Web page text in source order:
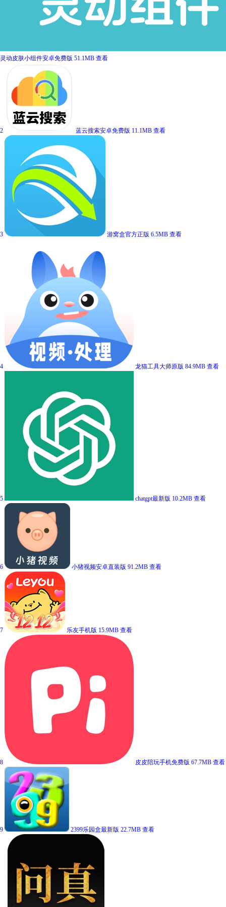
灵动皮肤小组件安卓免费版 51.1MB 查看
2 蓝云搜索安卓免费版 11.1MB 查看
3 游窝盒官方正版 6.5MB 查看
4 龙猫工具大师原版 84.9MB 查看
5 chatgpt最新版 10.2MB 查看
6 小猪视频安卓直装版 91.2MB 查看
7 乐友手机版 15.9MB 查看
8 皮皮陪玩手机免费版 67.7MB 查看
9 2399乐园盒最新版 22.7MB 查看